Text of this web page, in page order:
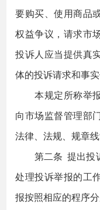
要购买、使用商品
权益争议，请求市
投诉人应当提供真
体的投诉请求和事实
本规定所称举报
向市场监督管理部
法律、法规、规章线
第二条 提出投诉
处理投诉举报的工
报按照相应的程序分